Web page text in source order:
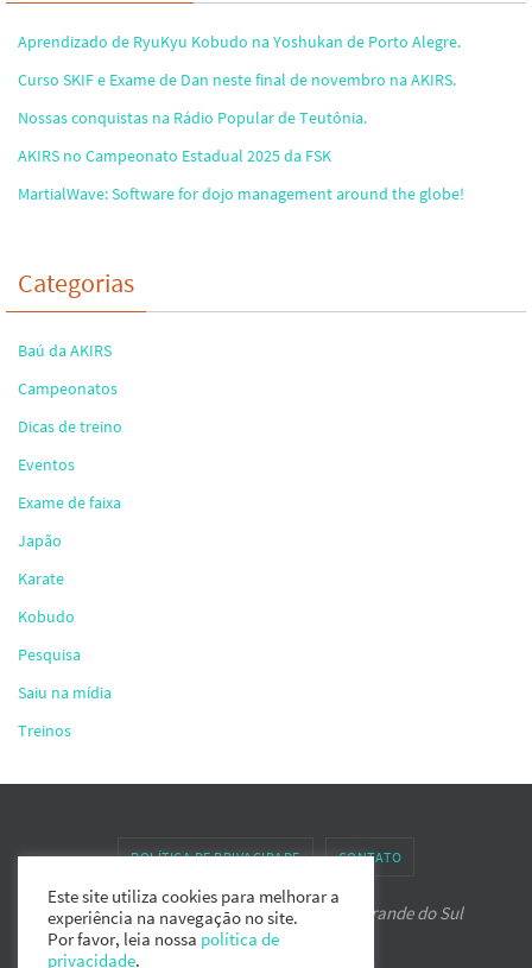
Aprendizado de RyuKyu Kobudo na Yoshukan de Porto Alegre.
Curso SKIF e Exame de Dan neste final de novembro na AKIRS.
Nossas conquistas na Rádio Popular de Teutônia.
AKIRS no Campeonato Estadual 2025 da FSK
MartialWave: Software for dojo management around the globe!
Categorias
Baú da AKIRS
Campeonatos
Dicas de treino
Eventos
Exame de faixa
Japão
Karate
Kobudo
Pesquisa
Saiu na mídia
Treinos
POLÍTICA DE PRIVACIDADE CONTATO
Associação de Karate-do IPPON do Rio Grande do Sul
WordPress.
Este site utiliza cookies para melhorar a
experiência na navegação no site.
Por favor, leia nossa política de
privacidade.